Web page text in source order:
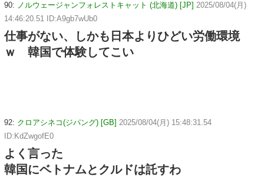
90: ノルウェージャンフォレストキャット (北海道) [JP] 2025/08/04(月)
14:46:20.51 ID:A9gb7wUb0
仕事がない、しかも日本よりひどい労働環境
ｗ 韓国で体験してこい
92: クロアシネコ(ジパング) [GB] 2025/08/04(月) 15:48:31.54
ID:KdZwgofE0
よく言った
韓国にベトナムとクルドは託すわ